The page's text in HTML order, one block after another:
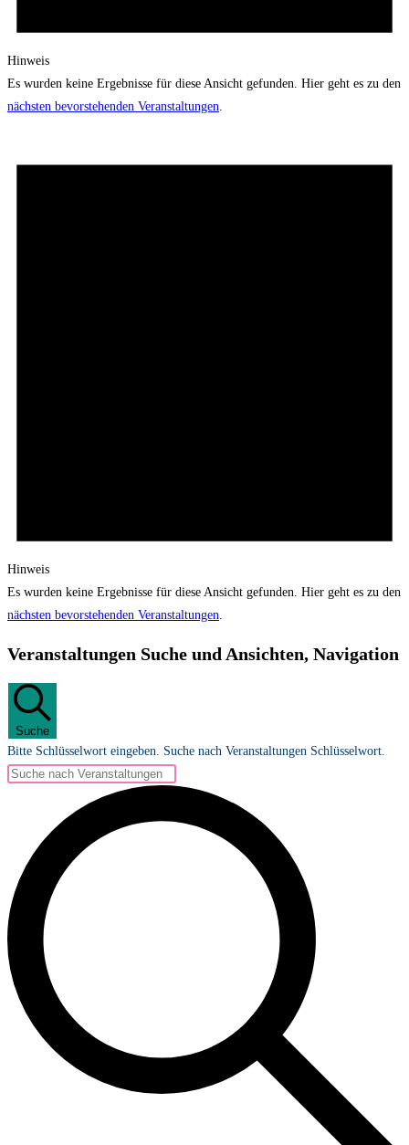
Hinweis
Es wurden keine Ergebnisse für diese Ansicht gefunden. Hier geht es zu den
nächsten bevorstehenden Veranstaltungen.
Hinweis
Es wurden keine Ergebnisse für diese Ansicht gefunden. Hier geht es zu den
nächsten bevorstehenden Veranstaltungen
Veranstaltungen Suche und Ansichten, Navigation
Suche
Bitte Schlüsselwort eingeben. Suche nach Veranstaltungen Schlüsselwort.